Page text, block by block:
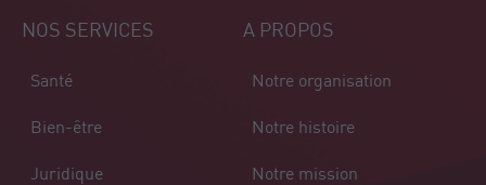
NOS SERVICES
Santé
Bien-être
Juridique
A PROPOS
Notre organisation
Notre histoire
Notre mission